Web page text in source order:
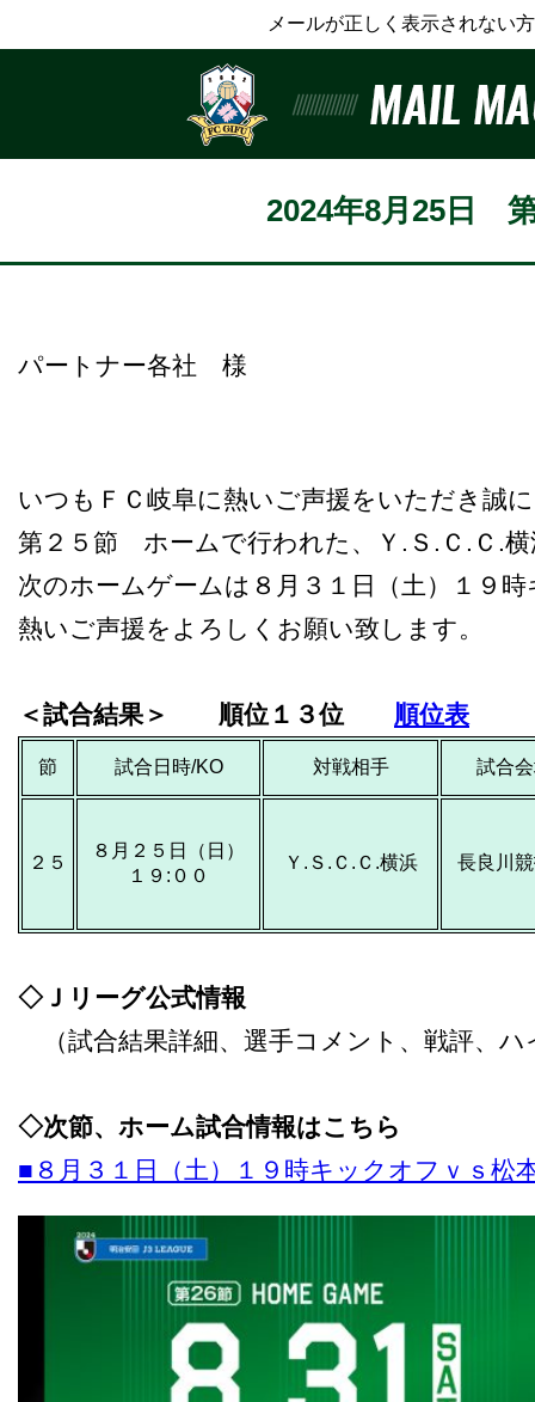
メールが正しく表示されない
2024年8月25日
パートナー各社 様
いつもＦＣ岐阜に熱いご声援をいただき誠
第２５節 ホームで行われた、Ｙ.Ｓ.Ｃ.Ｃ.
次のホームゲームは８月３１日（土）１９
熱いご声援をよろしくお願い致します。
＜試合結果＞ 順位１３位 順位表
節 試合日時/KO 対戦相手 試合
２５
８月２５日（日）
１９ : ００
Ｙ.Ｓ.Ｃ.Ｃ.横浜 長良川
◇Ｊリーグ公式情報
（試合結果詳細、選手コメント、戦評、
◇次節、ホーム試合情報はこちら
■８月３１日（土）１９時キックオフｖｓ松